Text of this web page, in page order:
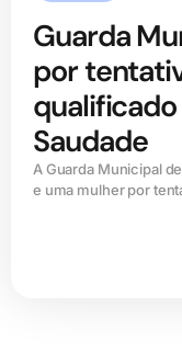
Guarda
por
Saudade
A Guarda Municipal
e uma mulher por